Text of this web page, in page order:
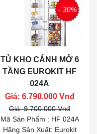
- 30%
TỦ KHO CÁNH MỞ 6
TẦNG EUROKIT HF
024A
Giá: 6.790.000 Vnđ
Giá: 9.700.000 Vnđ
Mã Sản Phẩm : HF 024A
Hãng Sản Xuất: Eurokit